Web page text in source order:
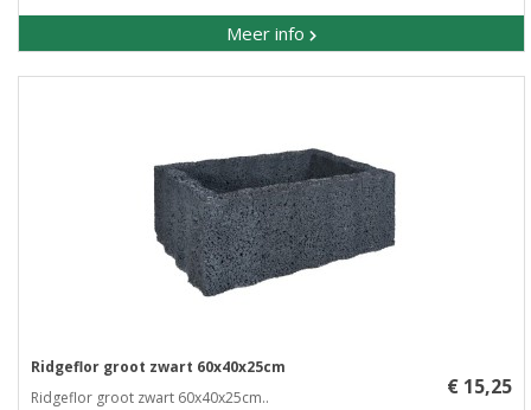
Meer info
Ridgeflor groot zwart 60x40x25cm
Ridgeflor groot zwart 60x40x25cm..
€ 15,25